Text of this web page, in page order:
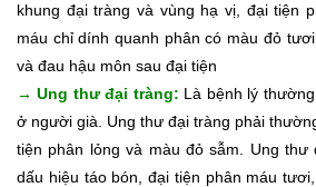
khung đại tràng và vùng hạ vị, đại tiện
máu chỉ dính quanh phân có màu đỏ
và đau hậu môn sau đại tiện
→ Ung thư đại tràng: Là bệnh lý
ở người già. Ung thư đại tràng phải
tiện phân lỏng và màu đỏ sẫm. Ung thư
dấu hiệu táo bón, đại tiện phân máu